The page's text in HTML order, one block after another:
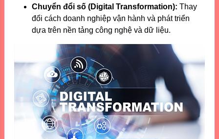
Chuyển đổi số (Digital Transformation): Thay
đổi cách doanh nghiệp vận hành và phát triển
dựa trên nền tảng công nghệ và dữ liệu.